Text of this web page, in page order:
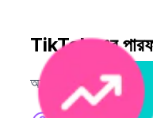
TikTok-এর
অনুমান বন্ধ করুন। কী